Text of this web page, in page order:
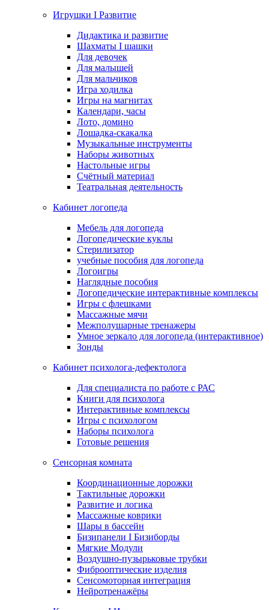
Игрушки I Развитие
Дидактика и развитие
Шахматы I шашки
Для девочек
Для малышей
Для мальчиков
Игра ходилка
Игры на магнитах
Календари, часы
Лото, домино
Лошадка-скакалка
Музыкальные инструменты
Наборы животных
Настольные игры
Счётный материал
Театральная деятельность
Кабинет логопеда
Мебель для логопеда
Логопедические куклы
Стерилизатор
учебные пособия для логопеда
Логоигры
Наглядные пособия
Логопедические интерактивные комплексы
Игры с флешками
Массажные мячи
Межполушарные тренажеры
Умное зеркало для логопеда (интерактивное)
Зонды
Кабинет психолога-дефектолога
Для специалиста по работе с РАС
Книги для психолога
Интерактивные комплексы
Игры с психологом
Наборы психолога
Готовые решения
Сенсорная комната
Координационные дорожки
Тактильные дорожки
Развитие и логика
Массажные коврики
Шары в бассейн
Бизипанели I Бизиборды
Мягкие Модули
Воздушно-пузырьковые трубки
Фиброоптические изделия
Сенсомоторная интеграция
Нейротренажёры